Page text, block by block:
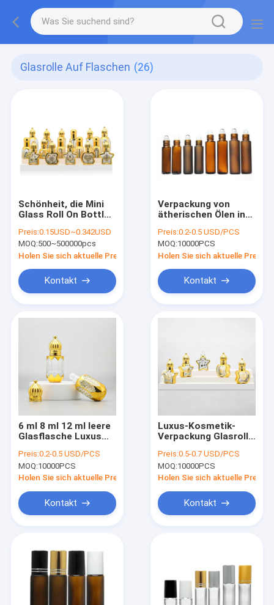
Glasrolle Auf Flaschen (26)
Schönheit, die Mini
Glass Roll On Bottles
verpackt das goldene
Funkeln verpackt
Preis:0.15USD~0.342USD
MOQ:500~500000pcs
Holen Sie sich aktuelle Preis
Kontakt
Verpackung von
ätherischen Ölen in
DHL-Versand
Preis:0.2-0.5 USD/PCS
MOQ:10000PCS
Holen Sie sich aktuelle Preis
Kontakt
6 ml 8 ml 12 ml leere
Glasflasche Luxus
Verpackung Behälter
Parfum ätherisches
Öl Flasche
Preis:0.2-0.5 USD/PCS
MOQ:10000PCS
Holen Sie sich aktuelle Preis
Kontakt
Luxus-Kosmetik-
Verpackung Glasrolle
Goldkappe
Parfümrolle Behälter
Preis:0.5-0.7 USD/PCS
MOQ:10000PCS
Holen Sie sich aktuelle Preis
Kontakt